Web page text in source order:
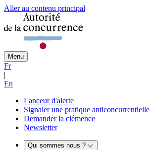
Aller au contenu principal
Menu
Fr
|
En
Lanceur d'alerte
Signaler une pratique anticoncurrentielle
Demander la clémence
Newsletter
Qui sommes nous ?